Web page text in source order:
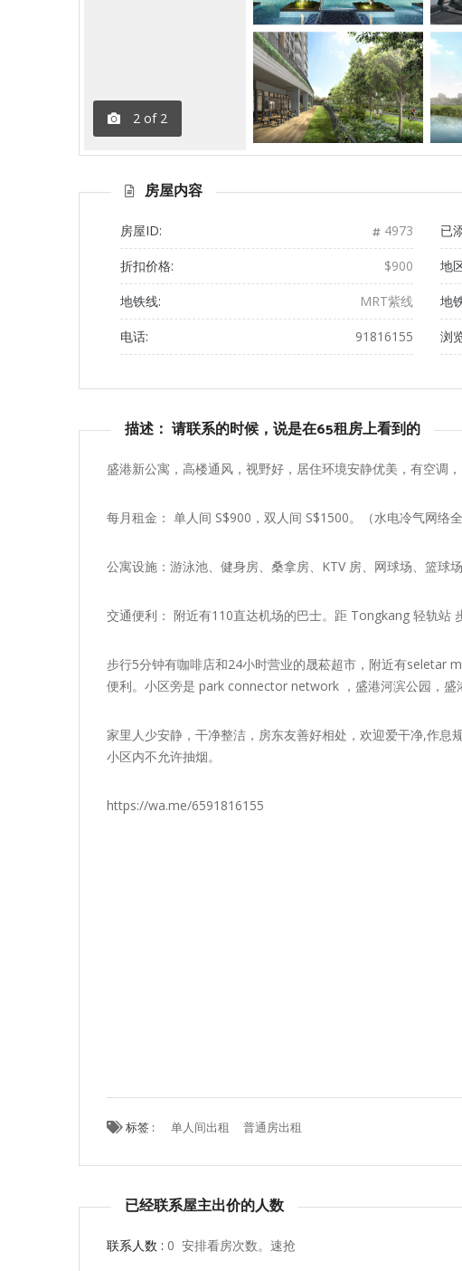
2 of 2
房屋内容
房屋ID: 4973 已
折扣价格: $900 地
地铁线: MRT紫线 地
电话: 91816155 浏
描述： 请联系的时候，说是在65租房上看到的
盛港新公寓，高楼通风，视野好，居住环境安静优美，有空调
每月租金： 单人间 S$900，双人间 S$1500。（水电冷气网络全
公寓设施：游泳池、健身房、桑拿房、KTV 房、网球场、篮球
交通便利： 附近有110直达机场的巴士。距 Tongkang 轻轨站
步行5分钟有咖啡店和24小时营业的晟菘超市，附近有seletar
便利。小区旁是 park connector network ，盛港河滨公园，盛
家里人少安静，干净整洁，房东友善好相处，欢迎爱干净,作息
小区内不允许抽烟。
https://wa.me/6591816155
标签 : 单人间出租 普通房出租
已经联系屋主出价的人数
联系人数 : 0 安排看房次数。速抢